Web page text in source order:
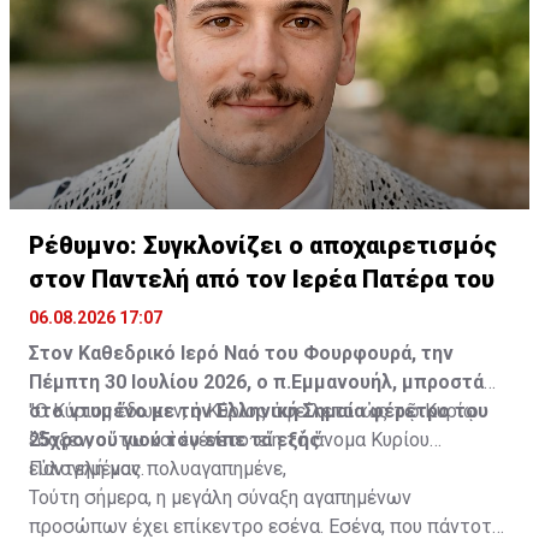
Διαβάστε επίσης: ΒΙΝΤΕΟ: Η στιγμή της δολοφονικής
επίθεσης με μολότοφ στη Marfin
ΦΩΤΟ: Τα ντοκουμέντα που ταυτοποίησαν τους τρεις
για τις δολοφονίες στη Marfin
Πηγή: ΑΠΕ-ΜΠΕ
Ρέθυμνο: Συγκλονίζει ο αποχαιρετισμός
στον Παντελή από τον Ιερέα Πατέρα του
06.08.2026 17:07
Στον Καθεδρικό Ιερό Ναό του Φουρφουρά, την
Πέμπτη 30 Ιουλίου 2026, ο π.Εμμανουήλ, μπροστά
στο ντυμένο με την Ελληνική Σημαία φέρετρο του
25χρονου γιού του είπε τα εξής:
"Ο Κύριος ἔδωκεν, ὁ Κύριος ἀφείλετο· ὡς τῷ Κυρίῳ
ἔδοξεν, οὕτω καὶ ἐγένετο· εἴη τὸ ὄνομα Κυρίου
εὐλογημένον.
Παντελή μας πολυαγαπημένε,
Τούτη σήμερα, η μεγάλη σύναξη αγαπημένων
προσώπων έχει επίκεντρο εσένα. Εσένα, που πάντοτε